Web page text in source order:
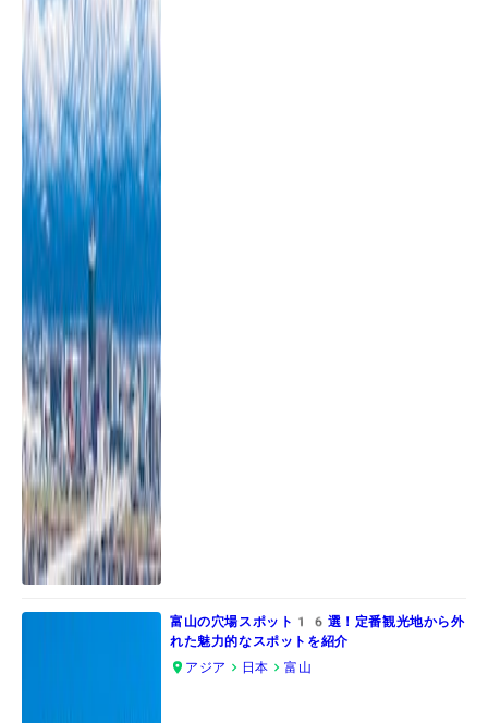
富山の穴場スポット16選！定番観光地から外
れた魅力的なスポットを紹介
アジア
日本 富山